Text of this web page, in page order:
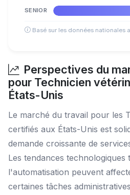
SENIOR
Basé sur les données nationales
Perspectives du
pour Technicien
États-Unis
Le marché du travail pour les
certifiés aux États-Unis est
demande croissante de
Les tendances technologiques
l'automatisation peuvent
certaines tâches